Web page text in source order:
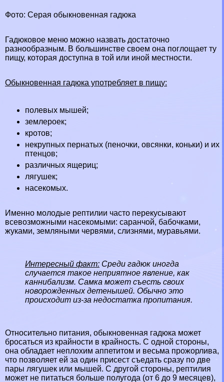
Фото: Серая обыкновенная гадюка
Гадюковое меню можно назвать достаточно
разнообразным. В большинстве своем она поглощает ту
пищу, которая доступна в той или иной местности.
Обыкновенная гадюка употрeбляет в пищу:
полевых мышей;
землероек;
кротов;
некрупных пернатых (пеночки, овсянки, коньки) и их
птенцов;
различных ящериц;
лягушек;
насекомых.
Именно молодые рептилии часто перекусывают
всевозможными насекомыми: саранчой, бабочками,
жуками, земляными червями, слизнями, муравьями.
Интересный факт: Cреди гадюк иногда
случается такое неприятное явление, как
каннибализм. Самка может съесть своих
новорожденных детенышей. Обычно это
происходит из-за недостатка пропитания.
Относительно питания, обыкновенная гадюка может
бросаться из крайности в крайность. С одной стороны,
она обладает неплохим аппетитом и весьма прожорлива,
что позволяет ей за один присест съедать сразу по две
пары лягушек или мышей. С другой стороны, рептилия
может не питаться больше полугода (от 6 до 9 месяцев),